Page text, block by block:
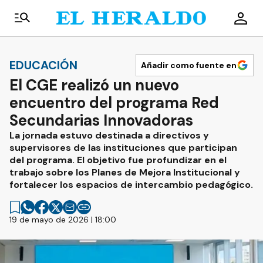
EDUCACIÓN Añadir como fuente en
El CGE realizó un nuevo
encuentro del programa Red
Secundarias Innovadoras
La jornada estuvo destinada a directivos y
supervisores de las instituciones que participan
del programa. El objetivo fue profundizar en el
trabajo sobre los Planes de Mejora Institucional y
fortalecer los espacios de intercambio pedagógico.
19 de mayo de 2026 | 18:00